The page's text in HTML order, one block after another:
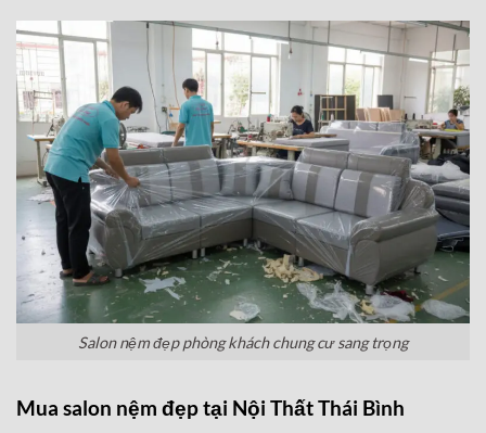
Salon nệm đẹp phòng khách chung cư sang trọng
Mua salon nệm đẹp tại Nội Thất Thái Bình